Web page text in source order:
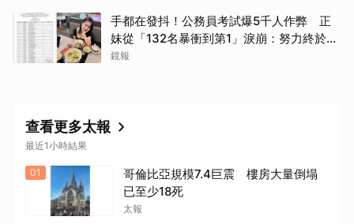
手都在發抖！公務員考試爆5千人作弊 正
妹從「132名暴衝到第1」淚崩：努力終於被
看見
鏡報
查看更多太報
最近1小時結果
01
哥倫比亞規模7.4巨震 樓房大量倒塌
已至少18死
太報